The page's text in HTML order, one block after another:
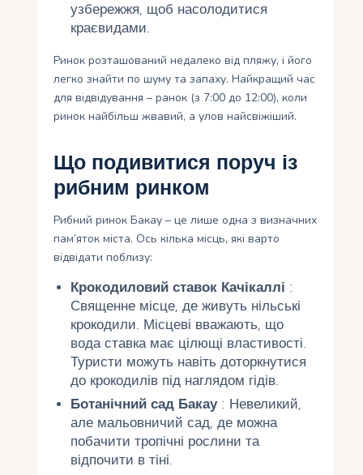
узбережжя, щоб насолодитися
краєвидами.
Ринок розташований недалеко від пляжу, і його
легко знайти по шуму та запаху. Найкращий час
для відвідування – ранок (з 7:00 до 12:00), коли
ринок найбільш жвавий, а улов найсвіжіший.
Що подивитися поруч із
рибним ринком
Рибний ринок Бакау – це лише одна з визначних
пам’яток міста. Ось кілька місць, які варто
відвідати поблизу:
Крокодиловий ставок Качікаллі :
Священне місце, де живуть нільські
крокодили. Місцеві вважають, що
вода ставка має цілющі властивості.
Туристи можуть навіть доторкнутися
до крокодилів під наглядом гідів.
Ботанічний сад Бакау: Невеликий,
але мальовничий сад, де можна
побачити тропічні рослини та
відпочити в тіні.